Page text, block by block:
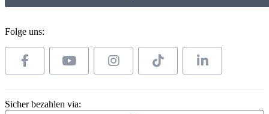
Folge uns:
Sicher bezahlen via: